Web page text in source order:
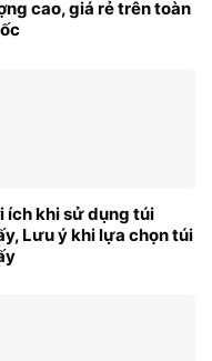
cao, giá rẻ trên toàn
ích khi sử dụng túi
Lưu ý khi lựa chọn túi